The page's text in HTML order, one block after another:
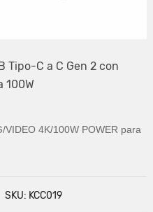
Tipo-C a C Gen 2 con
100W
VIDEO 4K/100W POWER para
SKU: KCC019